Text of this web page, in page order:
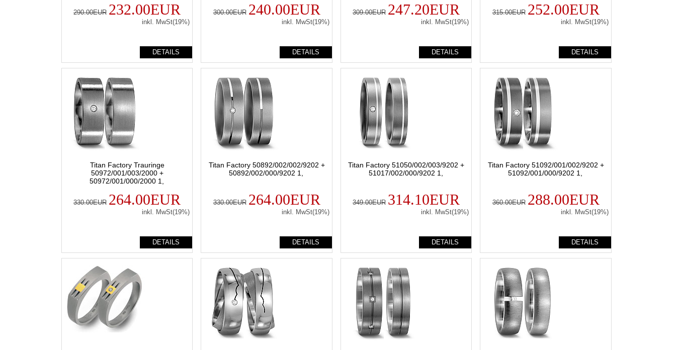
290.00EUR 232.00EUR
inkl. MwSt(19%)
DETAILS
300.00EUR 240.00EUR
inkl. MwSt(19%)
DETAILS
309.00EUR 247.20EUR
inkl. MwSt(19%)
DETAILS
315.00EUR 252.00EUR
inkl. MwSt(19%)
DETAILS
Titan Factory Trauringe
50972/001/003/2000 +
50972/001/000/2000 1,
330.00EUR 264.00EUR
inkl. MwSt(19%)
DETAILS
Titan Factory 50892/002/002/9202 +
50892/002/000/9202 1,
330.00EUR 264.00EUR
inkl. MwSt(19%)
DETAILS
Titan Factory 51050/002/003/9202 +
51017/002/000/9202 1,
349.00EUR 314.10EUR
inkl. MwSt(19%)
DETAILS
Titan Factory 51092/001/002/9202 +
51092/001/000/9202 1,
360.00EUR 288.00EUR
inkl. MwSt(19%)
DETAILS